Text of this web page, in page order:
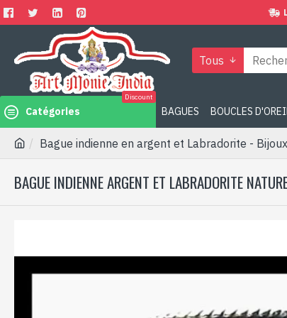
Tous
Catégories
Discount
BAGUES BOUCLES
Bague indienne en argent et Labradorite -
BAGUE INDIENNE ARGENT ET LABRADORITE